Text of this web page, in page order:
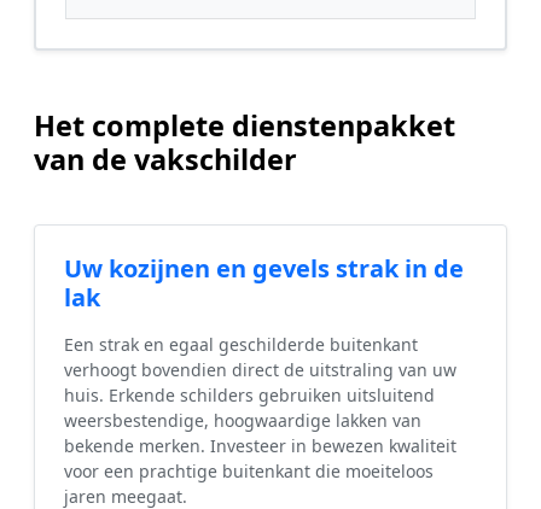
Het complete dienstenpakket
van de vakschilder
Uw kozijnen en gevels strak in de
lak
Een strak en egaal geschilderde buitenkant
verhoogt bovendien direct de uitstraling van uw
huis. Erkende schilders gebruiken uitsluitend
weersbestendige, hoogwaardige lakken van
bekende merken. Investeer in bewezen kwaliteit
voor een prachtige buitenkant die moeiteloos
jaren meegaat.